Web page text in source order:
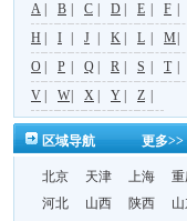
A B C D E F
H
I J K L M
O
P Q R S T
V
W X Y Z
更多>>
区域导航
北京 天津 上海
河北
山西 陕西